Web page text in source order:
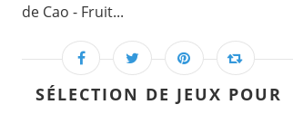
de Cao - Fruit...
SÉLECTION DE JEUX POUR